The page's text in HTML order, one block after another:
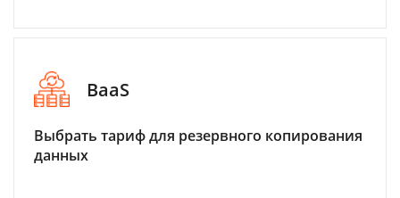
BaaS
Выбрать тариф для резервного копирования
данных